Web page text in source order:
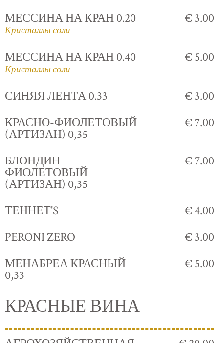
МЕССИНА НА КРАН 0.20
Кристаллы соли
€ 3.00
МЕССИНА НА КРАН 0.40
Кристаллы соли
€ 5.00
СИНЯЯ ЛЕНТА 0.33
€ 3.00
КРАСНО-ФИОЛЕТОВЫЙ
(АРТИЗАН) 0,35
€ 7.00
БЛОНДИН
ФИОЛЕТОВЫЙ
(АРТИЗАН) 0,35
€ 7.00
ТЕННЕТ'S
€ 4.00
PERONI ZERO
€ 3.00
МЕНАБРЕА КРАСНЫЙ
0,33
€ 5.00
КРАСНЫЕ ВИНА